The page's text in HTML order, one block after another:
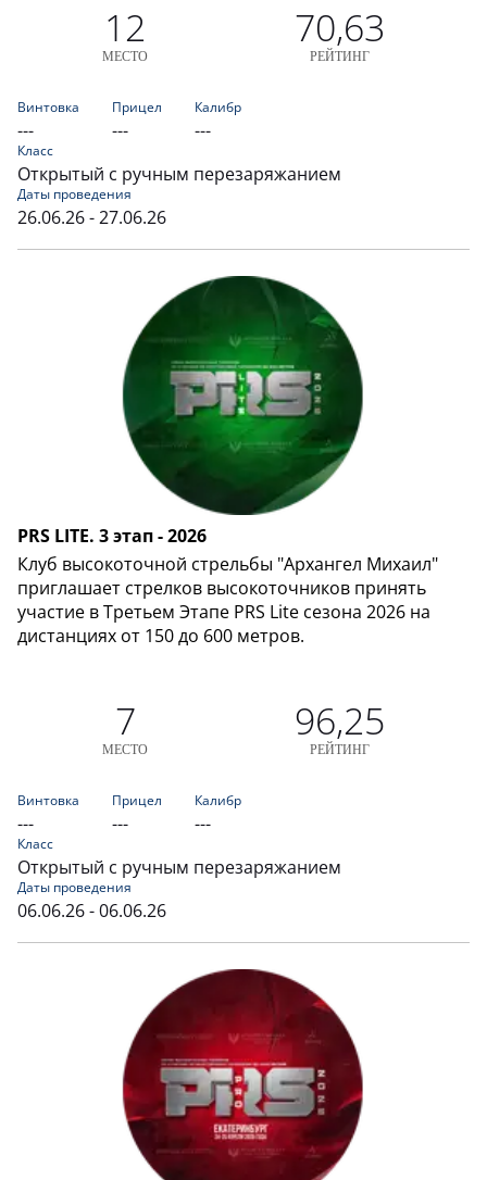
12
МЕСТО
70,63
РЕЙТИНГ
Винтовка
---
Прицел
---
Калибр
---
Класс
Открытый с ручным перезаряжанием
Даты проведения
26.06.26 - 27.06.26
PRS LITE. 3 этап - 2026
Клуб высокоточной стрельбы "Архангел Михаил"
приглашает стрелков высокоточников принять
участие в Третьем Этапе PRS Lite сезона 2026 на
дистанциях от 150 до 600 метров.
7
МЕСТО
96,25
РЕЙТИНГ
Винтовка
---
Прицел
---
Калибр
---
Класс
Открытый с ручным перезаряжанием
Даты проведения
06.06.26 - 06.06.26